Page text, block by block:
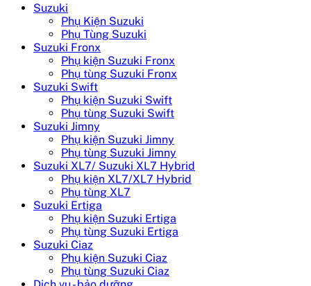
Suzuki
Phụ Kiện Suzuki
Phụ Tùng Suzuki
Suzuki Fronx
Phụ kiện Suzuki Fronx
Phụ tùng Suzuki Fronx
Suzuki Swift
Phụ kiện Suzuki Swift
Phụ tùng Suzuki Swift
Suzuki Jimny
Phụ kiện Suzuki Jimny
Phụ tùng Suzuki Jimny
Suzuki XL7/ Suzuki XL7 Hybrid
Phụ kiện XL7/XL7 Hybrid
Phụ tùng XL7
Suzuki Ertiga
Phụ kiện Suzuki Ertiga
Phụ tùng Suzuki Ertiga
Suzuki Ciaz
Phụ kiện Suzuki Ciaz
Phụ tùng Suzuki Ciaz